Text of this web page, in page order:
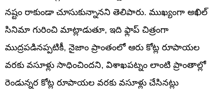
నష్టం రాకుండా చూసుకున్నానని తెలిపారు. ముఖ్యంగా అఖిల్
సినిమా గురించి మాట్లాడుతూ, ఇది ఫ్లాప్ చిత్రంగా
ముద్రపడినప్పటికీ, నైజాం ప్రాంతంలో ఆరు కోట్ల రూపాయల
వరకు వసూళ్లు సాధించిందని, విశాఖపట్నం లాంటి ప్రాంతాల్లో
రెండున్నర కోట్ల రూపాయల వరకు వసూళ్లు చేసినట్లు